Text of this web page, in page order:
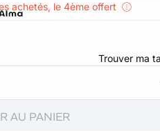
achetés, le 4ème offert
Trouver ma
AU PANIER